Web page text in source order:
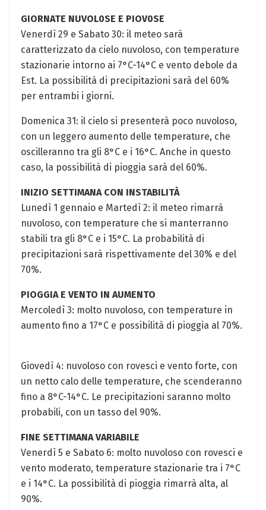
GIORNATE ‌NUVOL0SE E PIOV0SE
Venerdì 29 e ‌Sabato 30: il meteo sarà
caratterizzato ⁣da cielo nuvoloso, con temperature⁣
stazionarie intorno ai 7°C-14°C e vento debole da
Est. ⁣La possibilità di precipitazioni⁣ sarà del 60%
per entrambi i giorni.
Domenica ⁤31: il⁤ cielo si presenterà poco nuvoloso,
⁤con un leggero aumento delle temperature, che
oscilleranno tra gli 8°C e ‍i 16°C. Anche in questo⁣
caso, la​ possibilità di pioggia sarà del 60%.
INIZIO SETTIMANA CON INSTABILITÀ
Lunedì 1 gennaio​ e Martedì 2: ⁣il meteo rimarrà⁤
nuvoloso, con temperature che‌ si ​manterranno
stabili tra gli 8°C e i 15°C. La probabilità ‌di
precipitazioni sarà rispettivamente⁣ del 30% e ​del
70%.
PIOGGIA E VENTO⁤ IN AUMENTO
Mercoledì⁢ 3: molto nuvoloso, con temperature in
aumento fino a 17°C e possibilità di pioggia al 70%.
Giovedì 4: nuvoloso con rovesci e vento forte, con
un netto calo delle temperature, che scenderanno
fino a 8°C-14°C.⁤ Le precipitazioni saranno molto
⁣probabili,‌ con un tasso del 90%.
FINE SETTIMANA VARIABILE
Venerdì 5 e Sabato 6: molto nuvoloso⁣ con rovesci e
vento moderato, temperature stazionarie tra i 7°C
e i ‍14°C. La possibilità di pioggia rimarrà alta, ⁢al
90%.